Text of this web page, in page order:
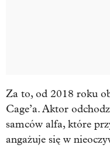
Za to, od 2018 roku
Cage’a. Aktor
samców alfa, które
angażuje się w